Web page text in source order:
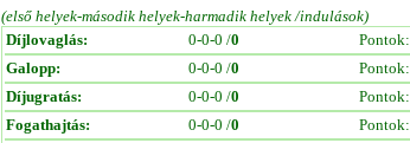
(első helyek-második helyek-harmadik helyek /indulások)
Díjlovaglás:
0-0-0 /0 Pontok:
Galopp:
0-0-0 /0 Pontok:
Díjugratás:
0-0-0 /0 Pontok:
Fogathajtás:
0-0-0 /0 Pontok: